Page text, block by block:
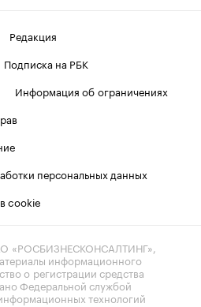
Редакция
Подписка на РБК
Информация об ограничениях
персональных данных
cookie
«РОСБИЗНЕСКОНСАЛТИНГ»,
информационного
о регистрации средства
Федеральной службой
технологий